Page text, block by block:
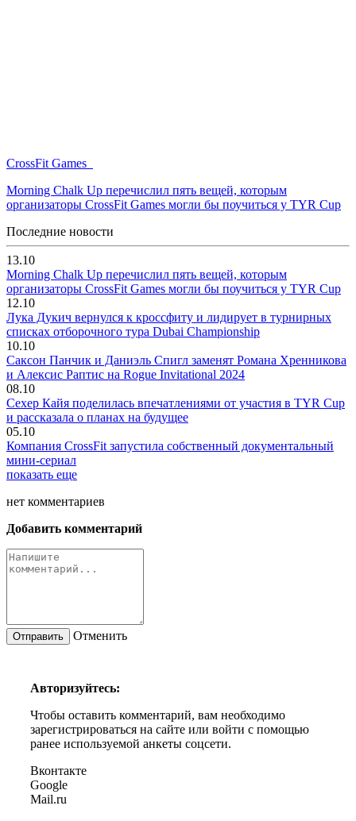
CrossFit Games
Morning Chalk Up перечислил пять вещей, которым
организаторы CrossFit Games могли бы поучиться у TYR Cup
Последние новости
13.10
Morning Chalk Up перечислил пять вещей, которым
организаторы CrossFit Games могли бы поучиться у TYR Cup
12.10
Лука Дукич вернулся к кроссфиту и лидирует в турнирных
списках отборочного тура Dubai Championship
10.10
Саксон Панчик и Даниэль Спигл заменят Романа Хренникова
и Алексис Раптис на Rogue Invitational 2024
08.10
Сехер Кайя поделилась впечатлениями от участия в TYR Cup
и рассказала о планах на будущее
05.10
Компания CrossFit запустила собственный документальный
мини-сериал
показать еще
нет комментариев
Добавить комментарий
Отменить
Авторизуйтесь:
Чтобы оставить комментарий, вам необходимо
зарегистрироваться на сайте или войти с помощью
ранее используемой анкеты соцсети.
Вконтакте
Google
Mail.ru